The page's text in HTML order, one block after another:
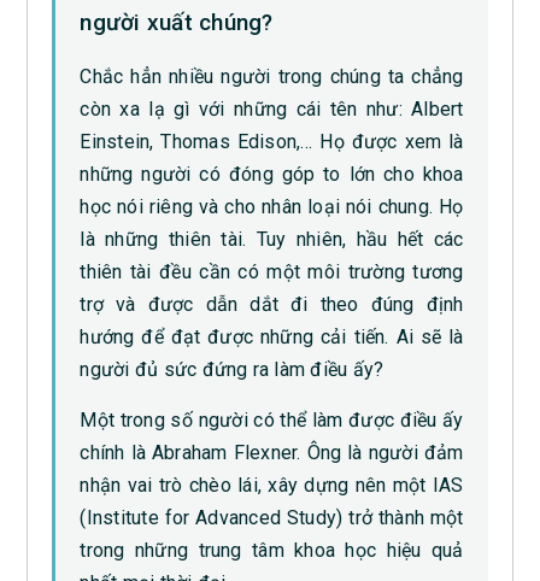
người xuất chúng?
Chắc hẳn nhiều người trong chúng ta chẳng
còn xa lạ gì với những cái tên như: Albert
Einstein, Thomas Edison,… Họ được xem là
những người có đóng góp to lớn cho khoa
học nói riêng và cho nhân loại nói chung. Họ
là những thiên tài. Tuy nhiên, hầu hết các
thiên tài đều cần có một môi trường tương
trợ và được dẫn dắt đi theo đúng định
hướng để đạt được những cải tiến. Ai sẽ là
người đủ sức đứng ra làm điều ấy?
Một trong số người có thể làm được điều ấy
chính là Abraham Flexner. Ông là người đảm
nhận vai trò chèo lái, xây dựng nên một IAS
(Institute for Advanced Study) trở thành một
trong những trung tâm khoa học hiệu quả